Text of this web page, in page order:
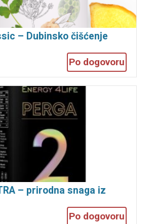
– Dubinsko čišćenje
Po dogovoru
– prirodna snaga iz
Po dogovoru